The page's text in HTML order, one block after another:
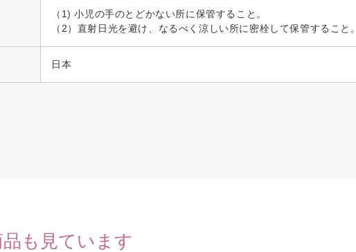
（1) 小児の手のとどかない所に保管すること。
（2）直射日光を避け、なるべく涼しい所に密栓して保管すること。
日本
も見ています